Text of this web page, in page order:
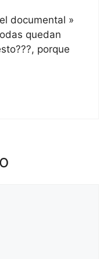
documental »
quedan
porque